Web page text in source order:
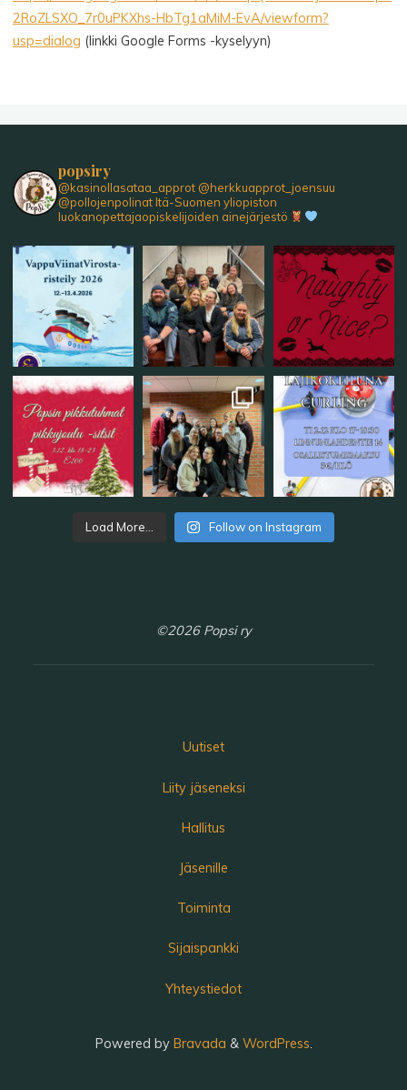
2RoZLSXO_7r0uPKXhs-HbTg1aMiM-EvA/viewform?
usp=dialog (linkki Google Forms -kyselyyn)
popsiry
@kasinollasataa_approt @herkkuapprot_joensuu
@pollojenpolinatItä-Suomen yliopiston
luokanopettajaopiskelijoiden ainejärjestö
Load More... Follow on Instagram
©2026 Popsi ry
Uutiset
Liity jäseneksi
Hallitus
Jäsenille
Toiminta
Sijaispankki
Yhteystiedot
Powered byBravada & WordPress.